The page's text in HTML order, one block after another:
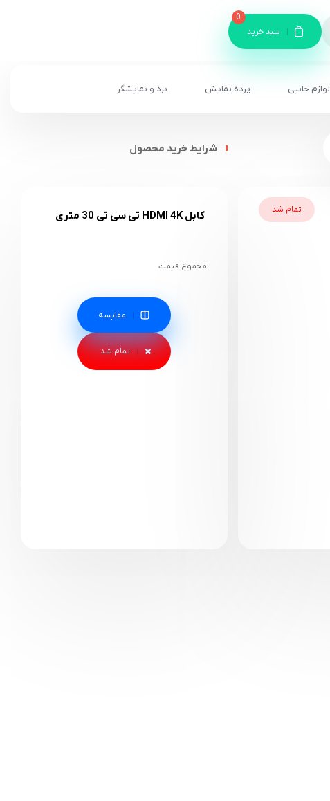
سبد خرید
0
لوازم جانبی پرده نمایش برد و نمایشگر
تمام شد
شرایط خرید محصول
کابل HDMI 4K تی سی تی 30 متری
مجموع قیمت
مقایسه